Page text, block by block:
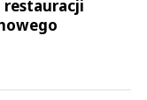
restauracji